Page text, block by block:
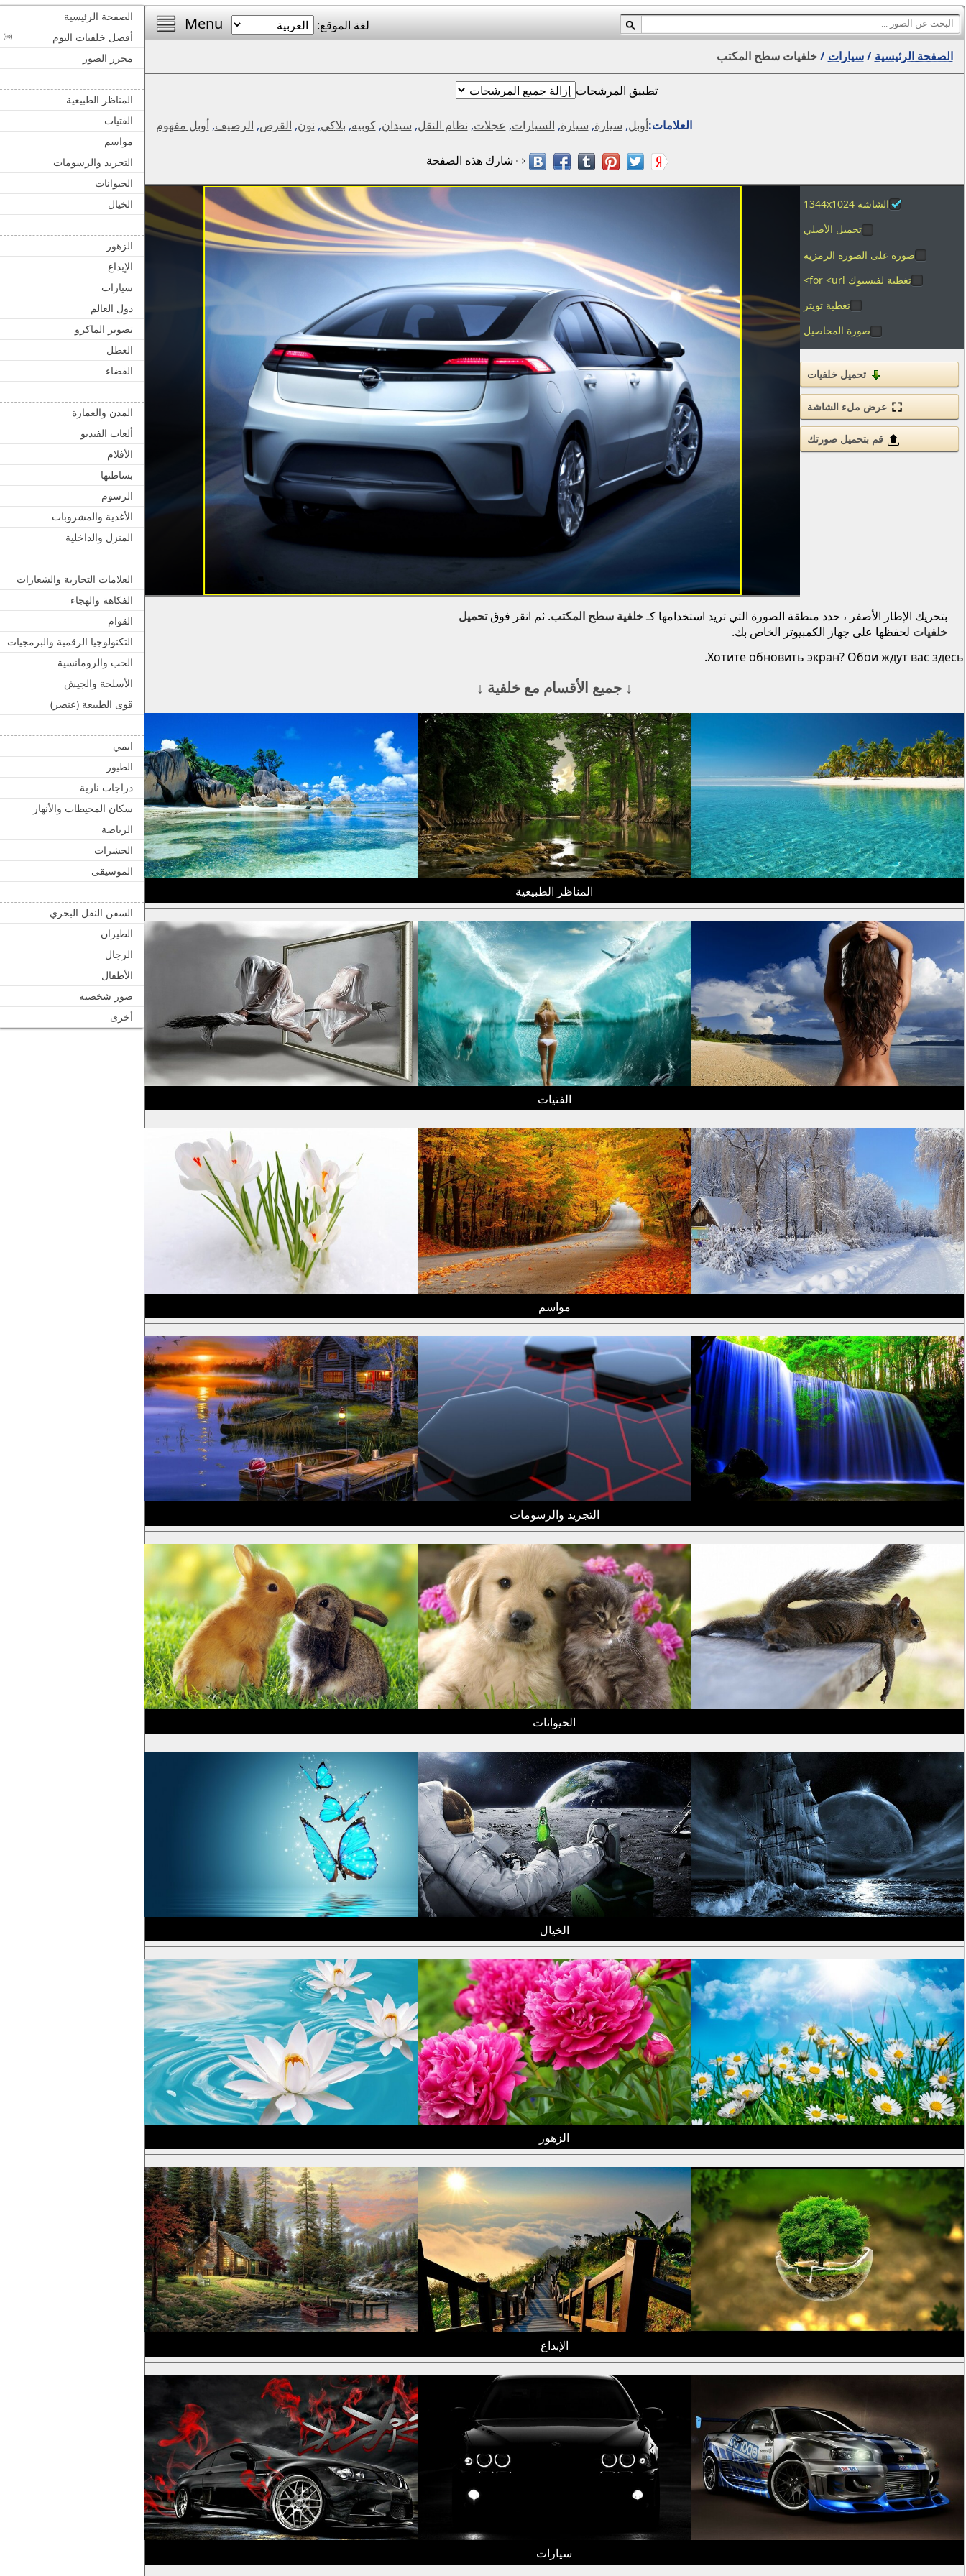
الصفحة الرئيسية
أفضل خلفيات اليوم
محرر الصور
المناظر الطبيعية
الفتيات
مواسم
التجريد والرسومات
الحيوانات
الخيال
الزهور
الإبداع
سيارات
دول العالم
تصوير الماكرو
العطل
الفضاء
المدن والعمارة
ألعاب الفيديو
الأفلام
بساطتها
الرسوم
الأغذية والمشروبات
المنزل والداخلية
العلامات التجارية والشعارات
الفكاهة والهجاء
القوام
التكنولوجيا الرقمية والبرمجيات
الحب والرومانسية
الأسلحة والجيش
قوى الطبيعة (عنصر)
انمي
الطيور
دراجات نارية
سكان المحيطات والأنهار
الرياضة
الحشرات
الموسيقى
السفن النقل البحري
الطيران
الرجال
الأطفال
صور شخصية
أخرى
Menu
لغة الموقع:
الصفحة الرئيسية /سيارات /خلفيات سطح المكتب
تطبيق المرشحات
العلامات:أوبل, سيارة, سيارة, السيارات, عجلات, نظام النقل, سيدان,كوبيه, بلاكي, نون, القرص, الرصيف,أوبل مفهوم
الشاشة 1344x1024
تحميل الأصلي
صورة على الصورة الرمزية
تغطية لفيسبوك for <url>
تغطية تويتر
صورة المحاصيل
تحميل خلفيات
عرض ملء الشاشة
قم بتحميل صورتك
بتحريك الإطار الأصفر ، حدد منطقة الصورة التي تريد استخدامها كـخلفية سطح المكتب. ثم انقر فوقتحميل
خلفيات لحفظها على جهاز الكمبيوتر الخاص بك.
Хотите обновить экран? Обои ждут вас здесь.
↓ جميع الأقسام مع خلفية ↓
المناظر الطبيعية
الفتيات
مواسم
التجريد والرسومات
الحيوانات
الخيال
الزهور
الإبداع
سيارات